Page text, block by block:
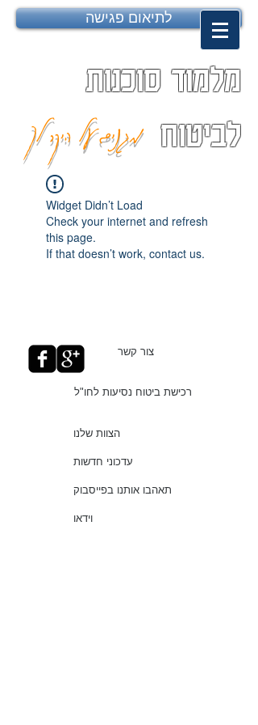
לתיאום פגישה
מלמוד סוכנות
לביטוח מגנים על היקר לך
Widget Didn’t Load
Check your internet and refresh
this page.
If that doesn’t work, contact us.
צור קשר
רכישת ביטוח נסיעות לחו"ל
הצוות שלנו
עדכוני חדשות
תאהבו אותנו בפייסבוק
וידאו